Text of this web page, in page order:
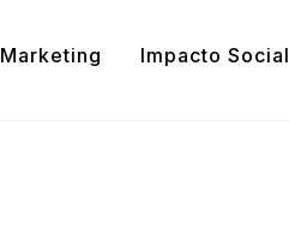
Marketing Impacto Social